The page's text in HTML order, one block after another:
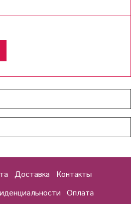
Доставка
Контакты
Оплата